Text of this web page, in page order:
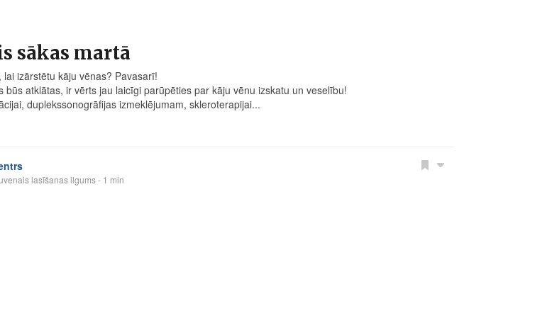
sākas martā
izārstētu kāju vēnas? Pavasarī!
būs atklātas, ir vērts jau laicīgi parūpēties par kāju vēnu izskatu un veselību!
duplekssonogrāfijas izmeklējumam, skleroterapijai...
lasīšanas ilgums - 1 min